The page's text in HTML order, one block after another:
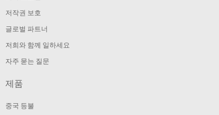
저작권 보호
글로벌 파트너
저희와 함께 일하세요
자주 묻는 질문
제품
중국 등불